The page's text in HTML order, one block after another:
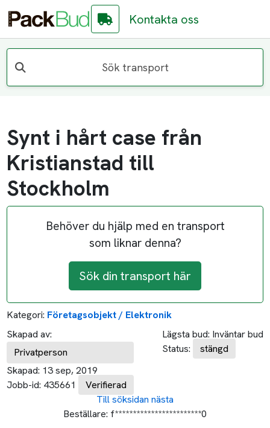
Kontakta oss
Sök transport
Synt i hårt case från
Kristianstad till
Stockholm
Behöver du hjälp med en transport
som liknar denna?
Sök din transport här
Kategori: Företagsobjekt / Elektronik
Skapad av:
Privatperson
Skapad: 13 sep, 2019
Jobb-id: 435661 Verifierad
Lägsta bud: Inväntar bud
Status:
stängd
Till söksidan nästa
Beställare: f************************0